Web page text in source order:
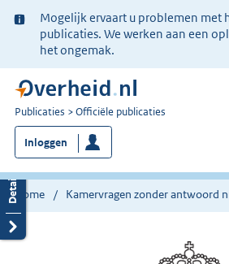
Ter
informatie:
Mogelijk ervaart u problemen met
publicaties. We werken aan een
het ongemak.
U
bent
nu
hier:
Publicaties Officiële publicaties
Inloggen
Home Kamervragen zonder antwoord